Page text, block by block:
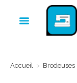
Accueil > Brodeuses